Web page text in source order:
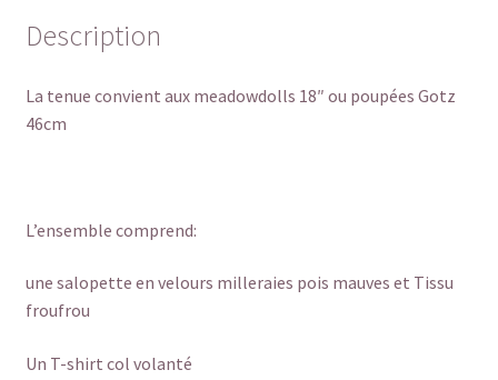
Description
La tenue convient aux meadowdolls 18″ ou poupées Gotz
46cm
L’ensemble comprend:
une salopette en velours milleraies pois mauves et Tissu
froufrou
Un T-shirt col volanté